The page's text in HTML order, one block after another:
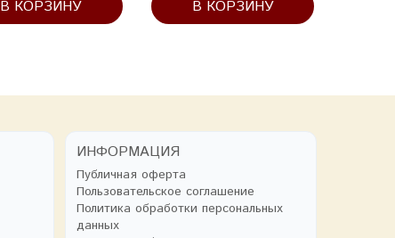
В КОРЗИНУ В КОРЗИНУ
ИНФОРМАЦИЯ
Публичная оферта
Пользовательское соглашение
Политика обработки персональных
данных